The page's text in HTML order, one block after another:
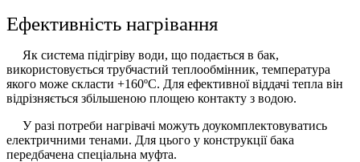
Ефективність нагрівання
Як система підігріву води, що подається в бак,
використовується трубчастий теплообмінник, температура
якого може скласти +160ºС. Для ефективної віддачі тепла він
відрізняється збільшеною площею контакту з водою.
У разі потреби нагрівачі можуть доукомплектовуватись
електричними тенами. Для цього у конструкції бака
передбачена спеціальна муфта.